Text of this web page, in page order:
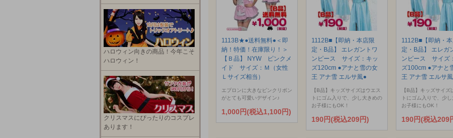
1113B★●送料無料●＜即
納！特価！在庫限り！＞
【Ｂ品】 NYW ピンクメ
イド サイズ：Ｍ（女性
Ｌサイズ相当）
エプロンに大きなピンクリボン
がとても可愛いデザイン♪
1,000円(税込1,100円)
1112B■【即納・本店限
定・B品】 エレガントワ
ンピース サイズ：キッ
ズ120cm ●アナと雪の女
王 アナ雪 エルサ風●
【B品】キッズサイズはウエス
トにゴム入りで、少し大きめの
お子様にもOK！
190円(税込209円)
1112B■【即納・
定・B品】 エレガ
ンピース サイズ
ズ100cm ●アナと
王 アナ雪 エルサ
【B品】キッズサイズ
トにゴム入りで、少
お子様にもOK！
190円(税込209
ハロウィン向きの商品！今年こそ
ハロウィン！
クリスマスにぴったりのコスプレ
あります！